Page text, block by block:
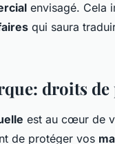
envisagé. Cela
qui saura
droits
est au cœur de
de protéger vos